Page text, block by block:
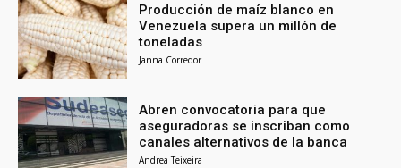
Producción de maíz blanco en
Venezuela supera un millón de
toneladas
Janna Corredor
Abren convocatoria para que
aseguradoras se inscriban como
canales alternativos de la banca
Andrea Teixeira